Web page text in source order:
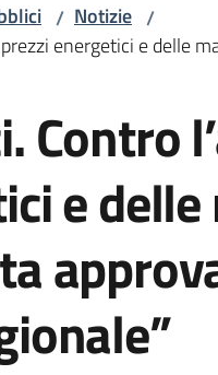
/ Notizie /
energetici e delle
Contro
e